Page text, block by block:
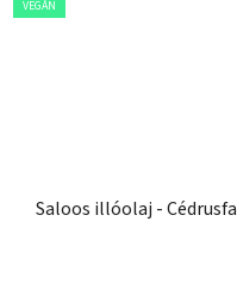
VEGÁN
Saloos illóolaj - Cédrusfa